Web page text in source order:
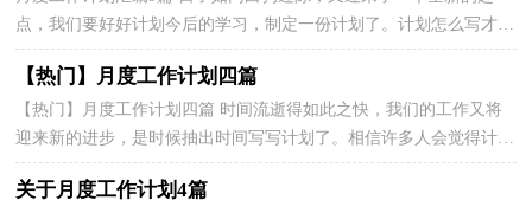
点，我们要好好计划今后的学习，制定一份计划了。计划怎么写才能
发挥它最大的作用呢？下面是小编为大家收集的月度工作...
【热门】月度工作计划四篇
【热门】月度工作计划四篇 时间流逝得如此之快，我们的工作又将
迎来新的进步，是时候抽出时间写写计划了。相信许多人会觉得计划
很难写？下面是小编收集整理的月度工作计划4篇，仅供...
关于月度工作计划4篇